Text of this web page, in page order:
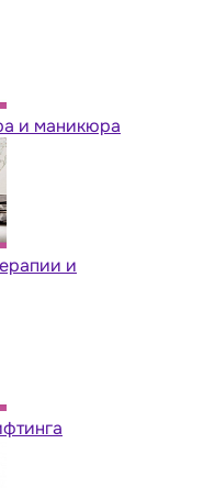
и маникюра
и